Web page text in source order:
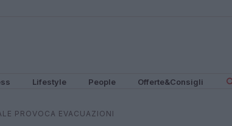
Lifestyle People Offerte&Consigli
PROVOCA EVACUAZIONI